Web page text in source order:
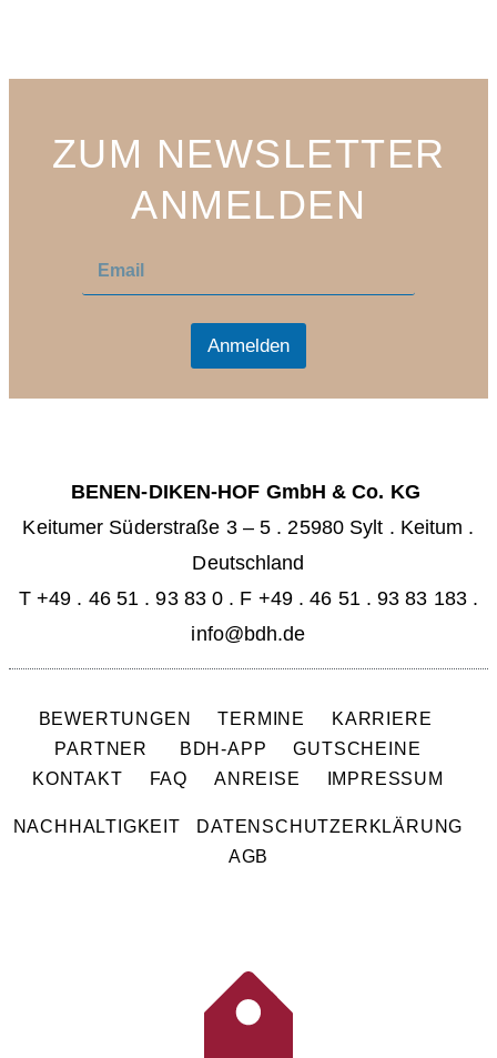
ZUM NEWSLETTER
ANMELDEN
a
Anmelden
BENEN-DIKEN-HOF GmbH & Co. KG
Keitumer Süderstraße 3 – 5 . 25980 Sylt . Keitum .
Deutschland
T +49 . 46 51 . 93 83 0 . F +49 . 46 51 . 93 83 183 .
info@bdh.de
BEWERTUNGEN TERMINE
KARRIERE
PARTNER
BDH-APP
GUTSCHEINE
KONTAKT
FAQ ANREISE IMPRESSUM
NACHHALTIGKEIT
DATENSCHUTZERKLÄRUNG
AGB